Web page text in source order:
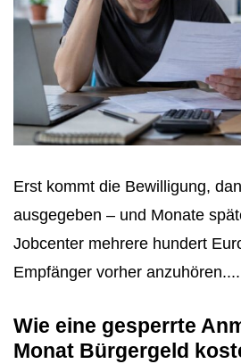
Erst kommt die Bewilligung,
ausgegeben – und Monate
Jobcenter mehrere hundert
Empfänger vorher anzuhören....
Wie eine gesperrte
Monat Bürgergeld